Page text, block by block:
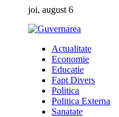
content
joi, august 6
Actualitate
Economie
Educatie
Fapt Divers
Politica
Politica Externa
Sanatate